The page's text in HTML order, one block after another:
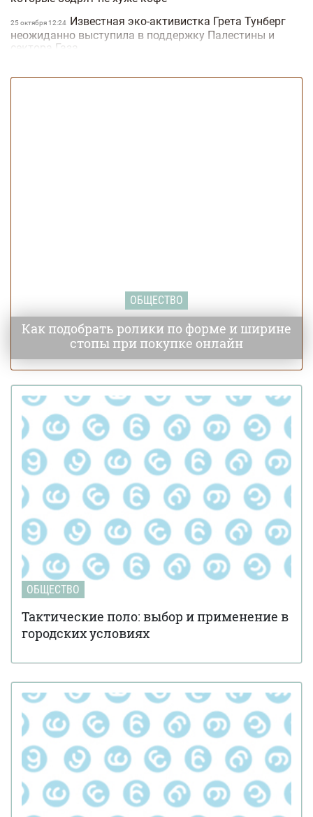
25 октября 12:24 Известная эко-активистка Грета Тунберг
неожиданно выступила в поддержку Палестины и
сектора Газа
ОБЩЕСТВО
Как подобрать ролики по форме и ширине
стопы при покупке онлайн
ОБЩЕСТВО
Тактические поло: выбор и применение в
городских условиях